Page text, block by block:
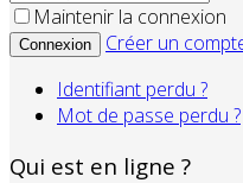
Maintenir la connexion
Connexion
Créer un
Identifiant perdu ?
Mot de passe perdu ?
Qui est en ligne ?